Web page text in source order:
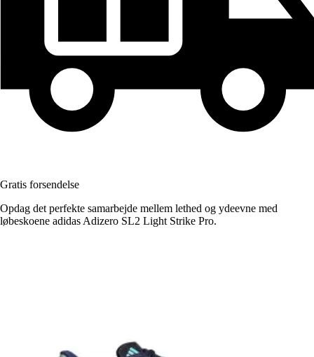
Gratis forsendelse
Opdag det perfekte samarbejde mellem lethed og ydeevne med
løbeskoene adidas Adizero SL2 Light Strike Pro.